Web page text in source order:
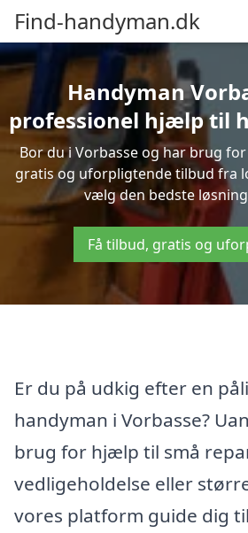
Find-handyman.dk
Handyman
professionel hjælp til
Bor du i Vorbasse og har brug for
gratis og uforpligtende tilbud fra
vælg den bedste
Få tilbud, gratis og
Er du på udkig efter en
handyman i Vorbasse?
brug for hjælp til små
vedligeholdelse eller
vores platform guide dig